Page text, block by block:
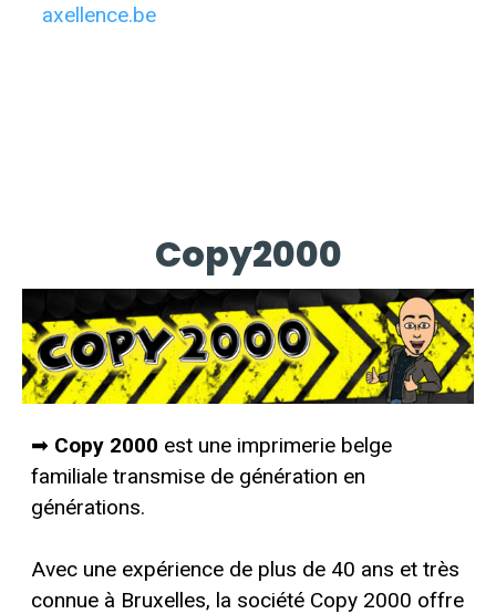
axellence.be
Copy2000
➡ Copy 2000 est une imprimerie belge
familiale transmise de génération en
générations.
Avec une expérience de plus de 40 ans et très
connue à Bruxelles, la société Copy 2000 offre